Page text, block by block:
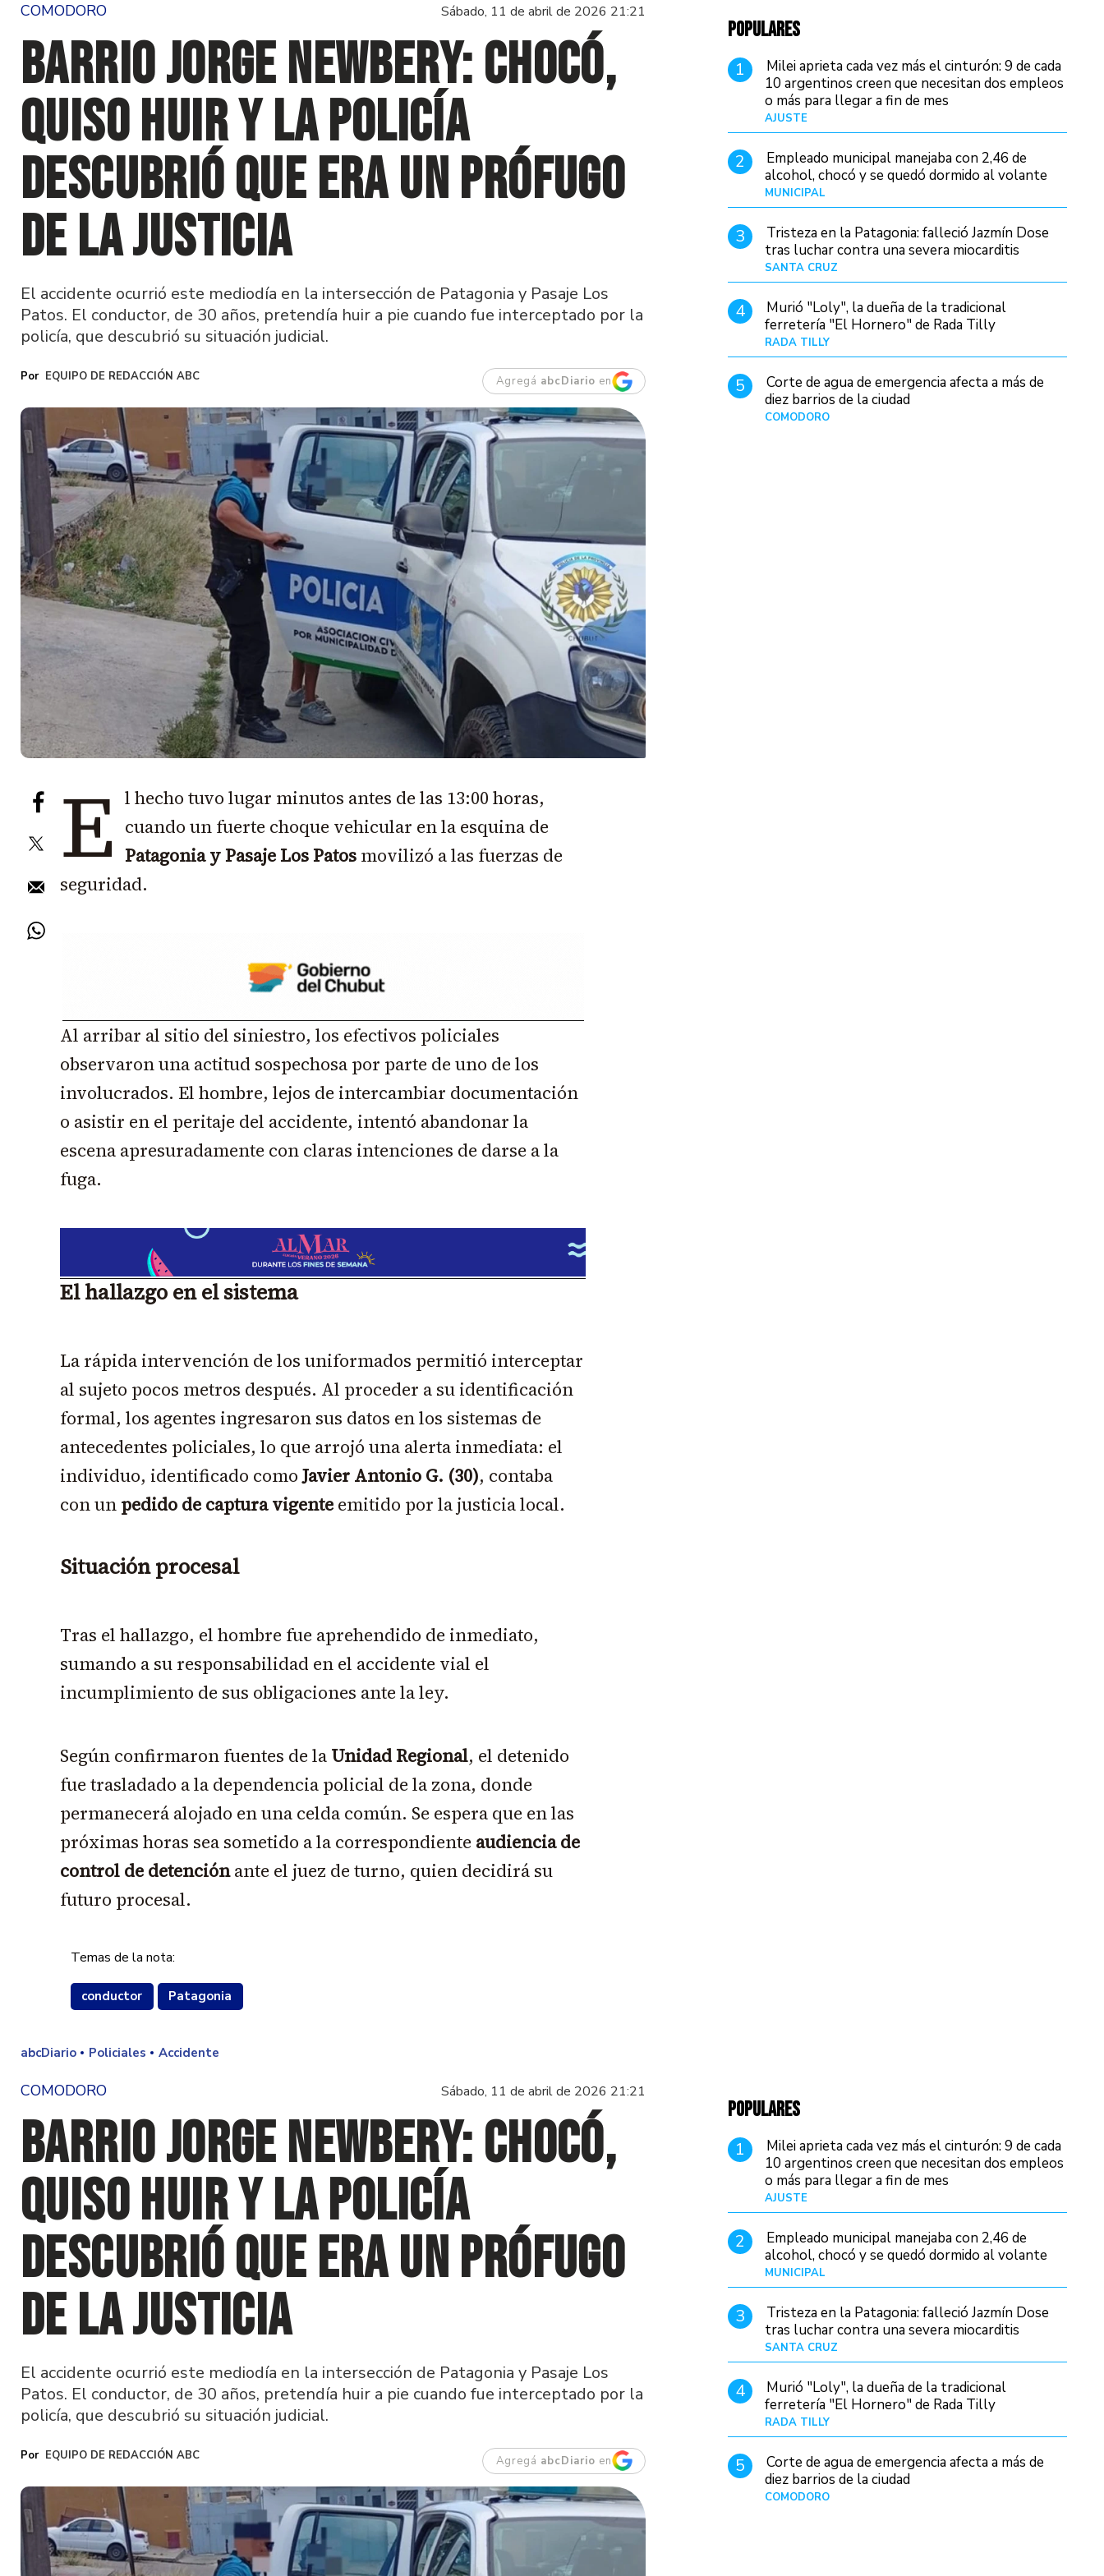
COMODORO Sábado, 11 de abril de 2026 21:21
Barrio Jorge Newbery: Chocó,
quiso huir y la policía
descubrió que era un prófugo
de la justicia
El accidente ocurrió este mediodía en la intersección de Patagonia y Pasaje Los
Patos. El conductor, de 30 años, pretendía huir a pie cuando fue interceptado por la
policía, que descubrió su situación judicial.
EQUIPO DE REDACCIÓN ABC Agregá abcDiario en
E l hecho tuvo lugar minutos antes de las 13:00 horas,
cuando un fuerte choque vehicular en la esquina de
Patagonia y Pasaje Los Patosmovilizó a las fuerzas de
seguridad.
Al arribar al sitio del siniestro, los efectivos policiales
observaron una actitud sospechosa por parte de uno de los
involucrados. El hombre, lejos de intercambiar documentación
o asistir en el peritaje del accidente, intentó abandonar la
escena apresuradamente con claras intenciones de darse a la
fuga.
El hallazgo en el sistema
La rápida intervención de los uniformados permitió interceptar
al sujeto pocos metros después. Al proceder a su identificación
formal, los agentes ingresaron sus datos en los sistemas de
antecedentes policiales, lo que arrojó una alerta inmediata: el
individuo, identificado comoJavier Antonio G. (30), contaba
con un pedido de captura vigente emitido por la justicia local.
Situación procesal
Tras el hallazgo, el hombre fue aprehendido de inmediato,
sumando a su responsabilidad en el accidente vial el
incumplimiento de sus obligaciones ante la ley.
Según confirmaron fuentes de la Unidad Regional, el detenido
fue trasladado a la dependencia policial de la zona, donde
permanecerá alojado en una celda común. Se espera que en las
próximas horas sea sometido a la correspondiente audiencia de
control de detenciónante el juez de turno, quien decidirá su
futuro procesal.
Temas de la nota:
conductor Patagonia
POPULARES
1
Milei aprieta cada vez más el cinturón: 9 de cada
10 argentinos creen que necesitan dos empleos
o más para llegar a fin de mes
AJUSTE
2
Empleado municipal manejaba con 2,46 de
alcohol, chocó y se quedó dormido al volante
MUNICIPAL
3
Tristeza en la Patagonia: falleció Jazmín Dose
tras luchar contra una severa miocarditis
SANTA CRUZ
4
Murió "Loly", la dueña de la tradicional
ferretería "El Hornero" de Rada Tilly
RADA TILLY
5
Corte de agua de emergencia afecta a más de
diez barrios de la ciudad
COMODORO
abcDiario Policiales Accidente
COMODORO Sábado, 11 de abril de 2026 21:21
Barrio Jorge Newbery: Chocó,
quiso huir y la policía
descubrió que era un prófugo
de la justicia
El accidente ocurrió este mediodía en la intersección de Patagonia y Pasaje Los
Patos. El conductor, de 30 años, pretendía huir a pie cuando fue interceptado por la
policía, que descubrió su situación judicial.
EQUIPO DE REDACCIÓN ABC Agregá abcDiario en
POPULARES
1
Milei aprieta cada vez más el cinturón: 9 de cada
10 argentinos creen que necesitan dos empleos
o más para llegar a fin de mes
AJUSTE
2
Empleado municipal manejaba con 2,46 de
alcohol, chocó y se quedó dormido al volante
MUNICIPAL
3
Tristeza en la Patagonia: falleció Jazmín Dose
tras luchar contra una severa miocarditis
SANTA CRUZ
4
Murió "Loly", la dueña de la tradicional
ferretería "El Hornero" de Rada Tilly
RADA TILLY
5
Corte de agua de emergencia afecta a más de
diez barrios de la ciudad
COMODORO